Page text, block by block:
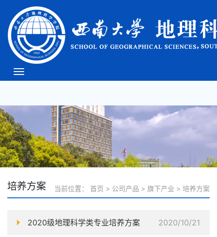
必威(bw·西汉姆联)中文
官方网站-West Ham
培养方案 当前位置： 首页 > 公司产品 > 旗下产业 > 培养方案
2020级地理科学类专业培养方案 2020/10/21